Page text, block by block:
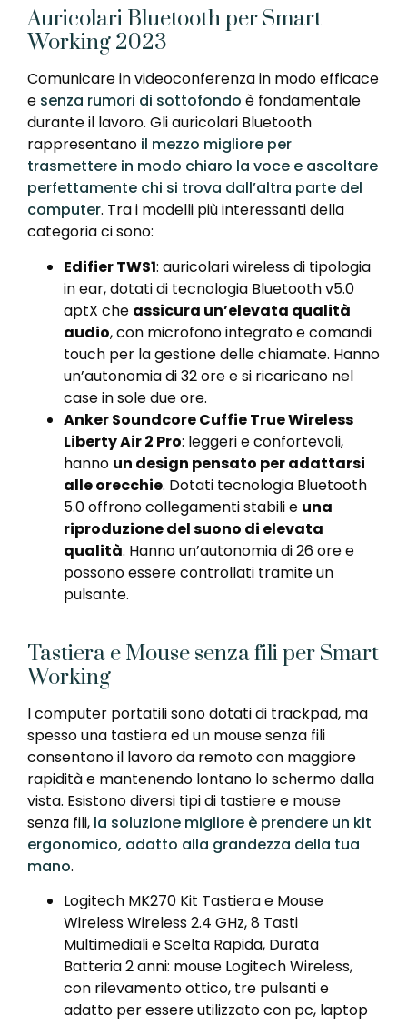
Auricolari Bluetooth per Smart
Working 2023
Comunicare in videoconferenza in modo efficace
e senza rumori di sottofondo è fondamentale
durante il lavoro. Gli auricolari Bluetooth
rappresentano il mezzo migliore per
trasmettere in modo chiaro la voce e ascoltare
perfettamente chi si trova dall’altra parte del
computer. Tra i modelli più interessanti della
categoria ci sono:
Edifier TWS1: auricolari wireless di tipologia
in ear, dotati di tecnologia Bluetooth v5.0
aptX che assicura un’elevata qualità
audio, con microfono integrato e comandi
touch per la gestione delle chiamate. Hanno
un’autonomia di 32 ore e si ricaricano nel
case in sole due ore.
Anker Soundcore Cuffie True Wireless
Liberty Air 2 Pro: leggeri e confortevoli,
hanno un design pensato per adattarsi
alle orecchie. Dotati tecnologia Bluetooth
5.0 offrono collegamenti stabili e una
riproduzione del suono di elevata
qualità. Hanno un’autonomia di 26 ore e
possono essere controllati tramite un
pulsante.
Tastiera e Mouse senza fili per Smart
Working
I computer portatili sono dotati di trackpad, ma
spesso una tastiera ed un mouse senza fili
consentono il lavoro da remoto con maggiore
rapidità e mantenendo lontano lo schermo dalla
vista. Esistono diversi tipi di tastiere e mouse
senza fili, la soluzione migliore è prendere un kit
ergonomico, adatto alla grandezza della tua
mano.
Logitech MK270 Kit Tastiera e Mouse
Wireless Wireless 2.4 GHz, 8 Tasti
Multimediali e Scelta Rapida, Durata
Batteria 2 anni: mouse Logitech Wireless,
con rilevamento ottico, tre pulsanti e
adatto per essere utilizzato con pc, laptop